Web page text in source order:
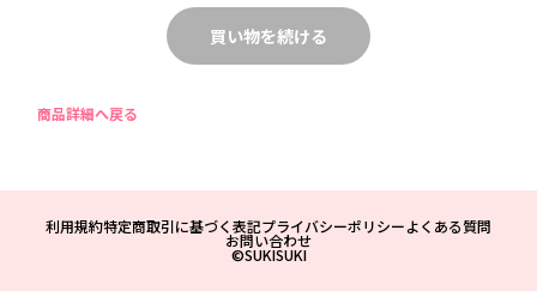
買い物を続ける
商品詳細へ戻る
利用規約特定商取引に基づく表記プライバシーポリシーよくある質問
お問い合わせ
©SUKISUKI